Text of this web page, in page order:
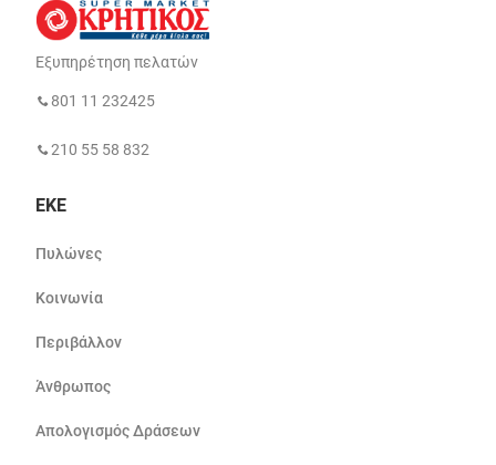
Εξυπηρέτηση πελατών
801 11 232425
210 55 58 832
ΕΚΕ
Πυλώνες
Κοινωνία
Περιβάλλον
Άνθρωπος
Απολογισμός Δράσεων